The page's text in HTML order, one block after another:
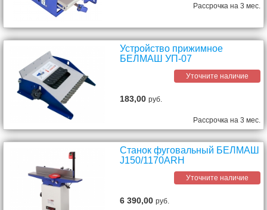
Рассрочка на 3 мес.
Устройство прижимное
БЕЛМАШ УП-07
Уточните наличие
183,00руб.
Рассрочка на 3 мес.
Станок фуговальный БЕЛМАШ
J150/1170ARH
Уточните наличие
6 390,00руб.